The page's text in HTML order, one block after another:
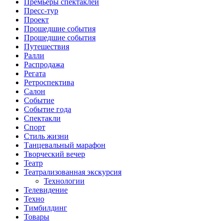
Пресс-тур
Проект
Прошедшие события
Прошедшие события
Путешествия
Ралли
Распродажа
Регата
Ретроспектива
Салон
Событие
Событие года
Спектакли
Спорт
Стиль жизни
Танцевальный марафон
Творческий вечер
Театр
Театрализованная экскурсия
Технологии
Телевидение
Техно
Тимбилдинг
Товары